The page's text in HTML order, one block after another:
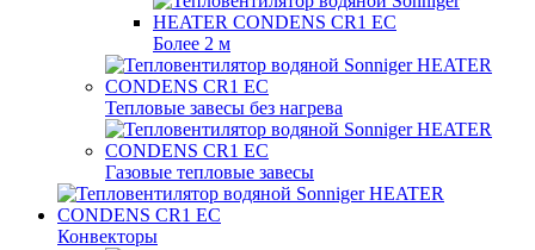
Более 2 м
Тепловые завесы без нагрева
Газовые тепловые завесы
Конвекторы